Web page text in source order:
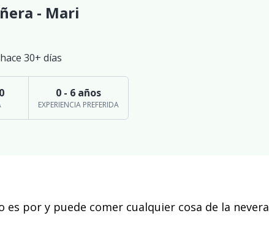
- Mari
30+ días
0 - 6 años
EXPERIENCIA PREFERIDA
es por y puede comer cualquier cosa de la nevera